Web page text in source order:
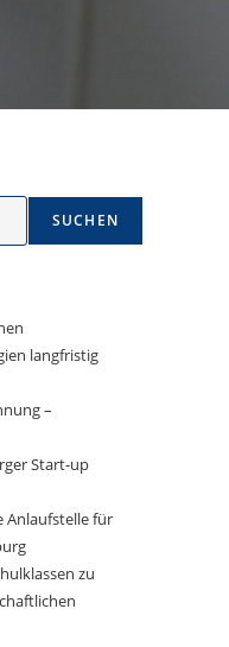
SUCHEN
langfristig
–
Start-up
Anlaufstelle für
zu